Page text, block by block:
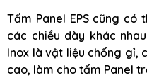
Tấm Panel EPS cũng có
các chiều dày khác
Inox là vật liệu chống gỉ,
cao, làm cho tấm Panel